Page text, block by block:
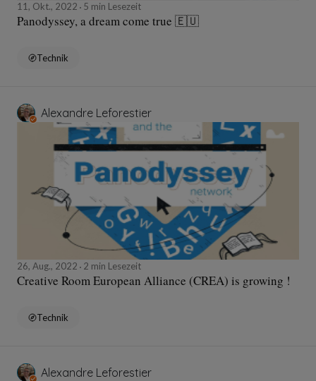
11, Okt., 2022 5 min Lesezeit
Panodyssey, a dream come true 🇪🇺
Technik
Alexandre Leforestier
26, Aug., 2022 2 min Lesezeit
Creative Room European Alliance (CREA) is growing !
Technik
Alexandre Leforestier